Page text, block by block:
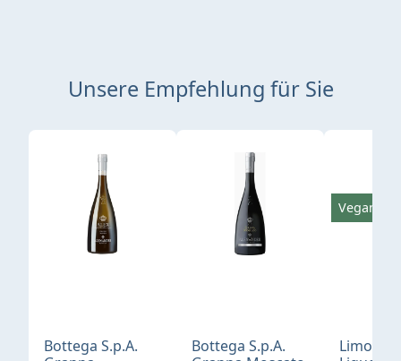
Unsere Empfehlung für Sie
Produktgalerie überspringen
Bottega S.p.A.
Bottega S.p.A.
Vegan